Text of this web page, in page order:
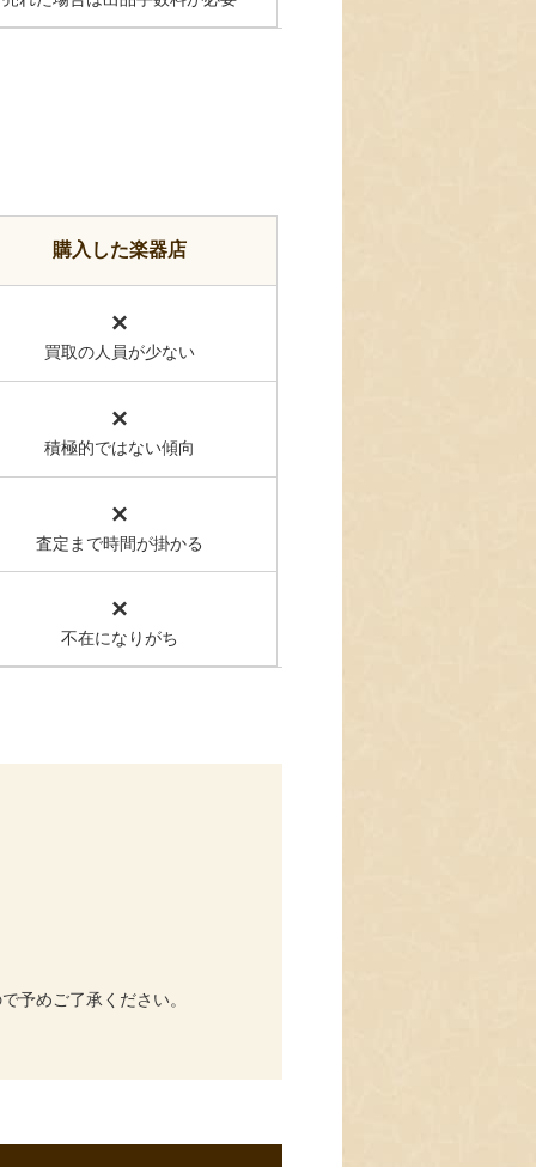
購入した楽器店
×
買取の人員が少ない
×
積極的ではない傾向
×
査定まで時間が掛かる
×
不在になりがち
予めご了承ください。